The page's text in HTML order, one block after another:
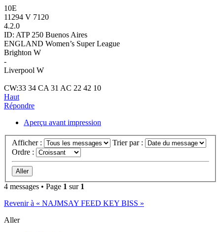
10E
11294 V 7120
4.2.0
ID: ATP 250 Buenos Aires
ENGLAND Women’s Super League
Brighton W
-
Liverpool W
CW:33 34 CA 31 AC 22 42 10
Haut
Répondre
Aperçu avant impression
Afficher :
Trier par :
Ordre :
4 messages • Page 1 sur 1
Revenir à « NAJMSAY FEED KEY BISS »
Aller